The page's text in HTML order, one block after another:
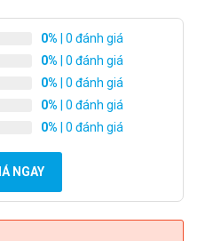
0% | 0 đánh giá
0% | 0 đánh giá
0% | 0 đánh giá
0% | 0 đánh giá
0% | 0 đánh giá
NGAY